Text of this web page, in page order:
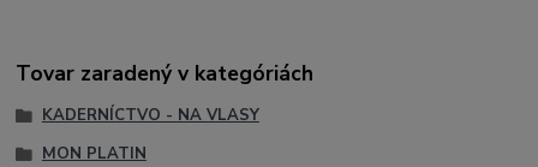
Tovar zaradený v kategóriách
KADERNÍCTVO - NA VLASY
MON PLATIN